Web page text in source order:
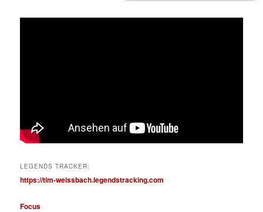
LEGENDS TRACKER:
https://tim-weissbach.legendstracking.com
Focus